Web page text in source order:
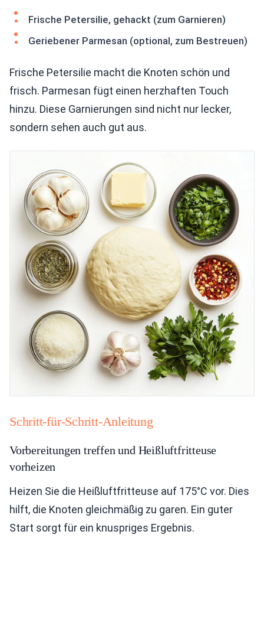
Frische Petersilie, gehackt (zum Garnieren)
Geriebener Parmesan (optional, zum Bestreuen)
Frische Petersilie macht die Knoten schön und
frisch. Parmesan fügt einen herzhaften Touch
hinzu. Diese Garnierungen sind nicht nur lecker,
sondern sehen auch gut aus.
Schritt-für-Schritt-Anleitung
Vorbereitungen treffen und Heißluftfritteuse
vorheizen
Heizen Sie die Heißluftfritteuse auf 175°C vor. Dies
hilft, die Knoten gleichmäßig zu garen. Ein guter
Start sorgt für ein knuspriges Ergebnis.